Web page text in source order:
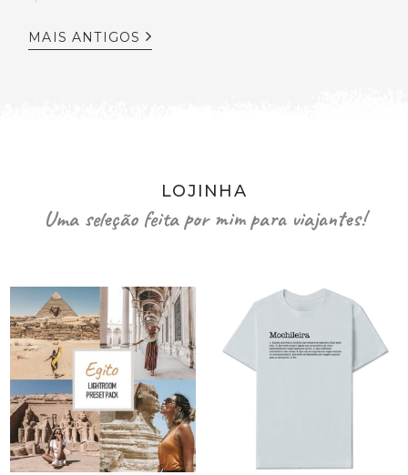
MAIS ANTIGOS
LOJINHA
Uma seleção feita por mim para viajantes!